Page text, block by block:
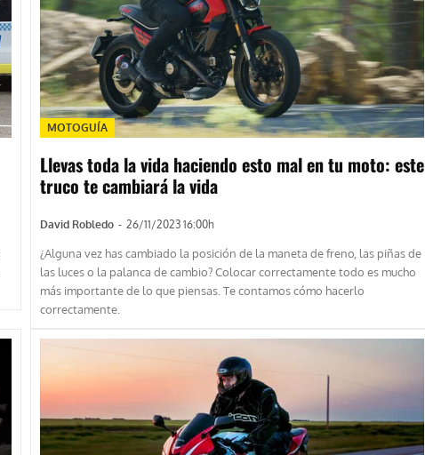
MOTOGUÍA
Llevas toda la vida haciendo esto mal en tu moto: este
truco te cambiará la vida
David Robledo - 26/11/2023 16:00h
¿Alguna vez has cambiado la posición de la maneta de freno, las piñas de
las luces o la palanca de cambio? Colocar correctamente todo es mucho
más importante de lo que piensas. Te contamos cómo hacerlo
correctamente.